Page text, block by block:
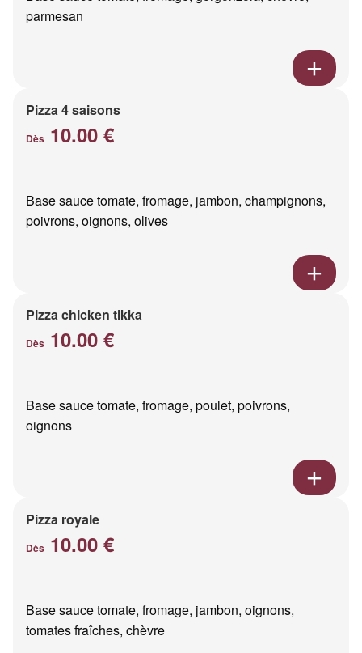
parmesan
Pizza 4 saisons
Dès 10.00 €
Base sauce tomate, fromage, jambon, champignons,
poivrons, oignons, olives
Pizza chicken tikka
Dès 10.00 €
Base sauce tomate, fromage, poulet, poivrons,
oignons
Pizza royale
Dès 10.00 €
Base sauce tomate, fromage, jambon, oignons,
tomates fraîches, chèvre